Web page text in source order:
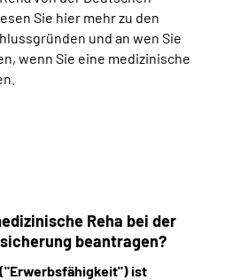
Sie hier mehr zu den
und an wen Sie
wenn Sie eine medizinische
Reha bei der
beantragen?
ist